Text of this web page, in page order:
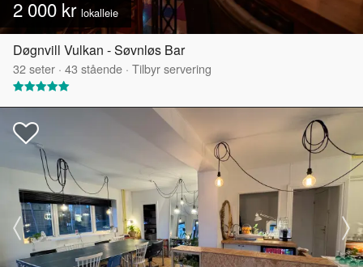
2 000 kr lokalleie
Døgnvill Vulkan - Søvnløs Bar
32seter · 43 stående · Tilbyr servering